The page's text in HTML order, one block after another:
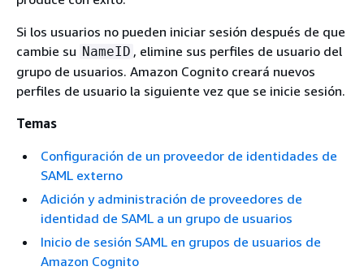
Si los usuarios no pueden iniciar sesión después de que
cambie su NameID , elimine sus perfiles de usuario del
grupo de usuarios. Amazon Cognito creará nuevos
perfiles de usuario la siguiente vez que se inicie sesión.
Temas
Configuración de un proveedor de identidades de
SAML externo
Adición y administración de proveedores de
identidad de SAML a un grupo de usuarios
Inicio de sesión SAML en grupos de usuarios de
Amazon Cognito